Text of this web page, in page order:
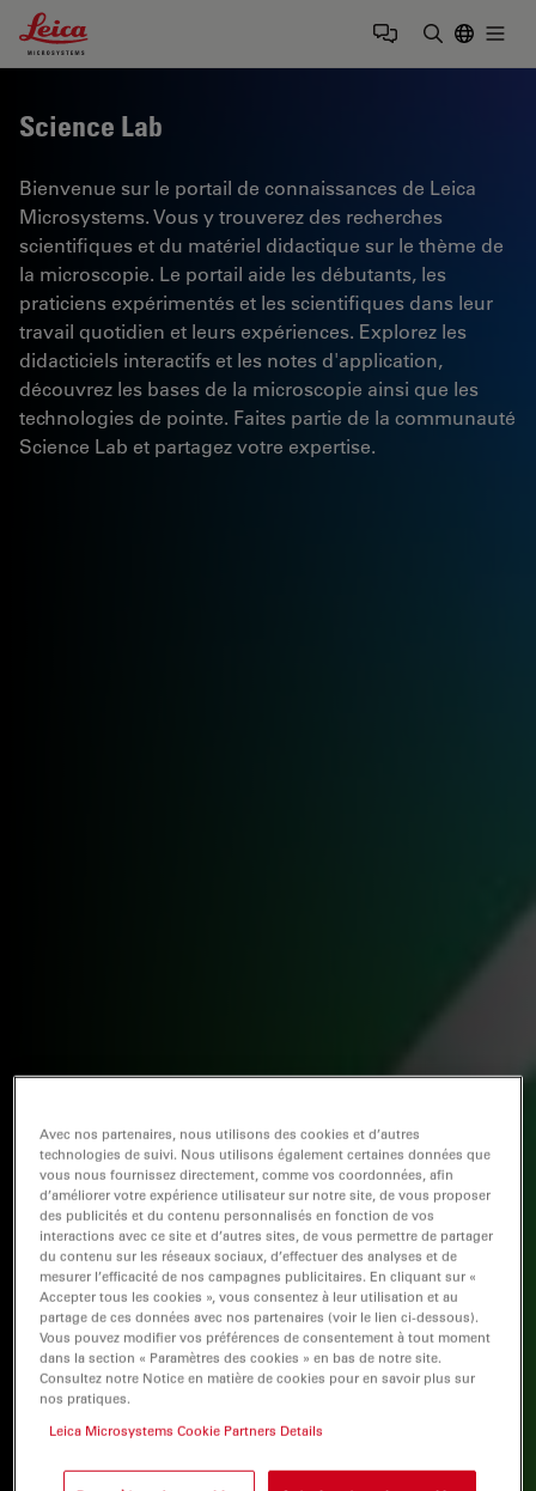
Leica Microsystems Logo
Science Lab
Bienvenue sur le portail de connaissances de Leica
Microsystems. Vous y trouverez des recherches
scientifiques et du matériel didactique sur le thème de
la microscopie. Le portail aide les débutants, les
praticiens expérimentés et les scientifiques dans leur
travail quotidien et leurs expériences. Explorez les
didacticiels interactifs et les notes d'application,
découvrez les bases de la microscopie ainsi que les
technologies de pointe. Faites partie de la communauté
Science Lab et partagez votre expertise.
Avec nos partenaires, nous utilisons des cookies et d’autres
technologies de suivi. Nous utilisons également certaines données que
vous nous fournissez directement, comme vos coordonnées, afin
d’améliorer votre expérience utilisateur sur notre site, de vous proposer
des publicités et du contenu personnalisés en fonction de vos
interactions avec ce site et d’autres sites, de vous permettre de partager
du contenu sur les réseaux sociaux, d’effectuer des analyses et de
mesurer l’efficacité de nos campagnes publicitaires. En cliquant sur «
Accepter tous les cookies », vous consentez à leur utilisation et au
partage de ces données avec nos partenaires (voir le lien ci-dessous).
Vous pouvez modifier vos préférences de consentement à tout moment
dans la section « Paramètres des cookies » en bas de notre site.
Consultez notre Notice en matière de cookies pour en savoir plus sur
nos pratiques.
Leica Microsystems Cookie Partners Details